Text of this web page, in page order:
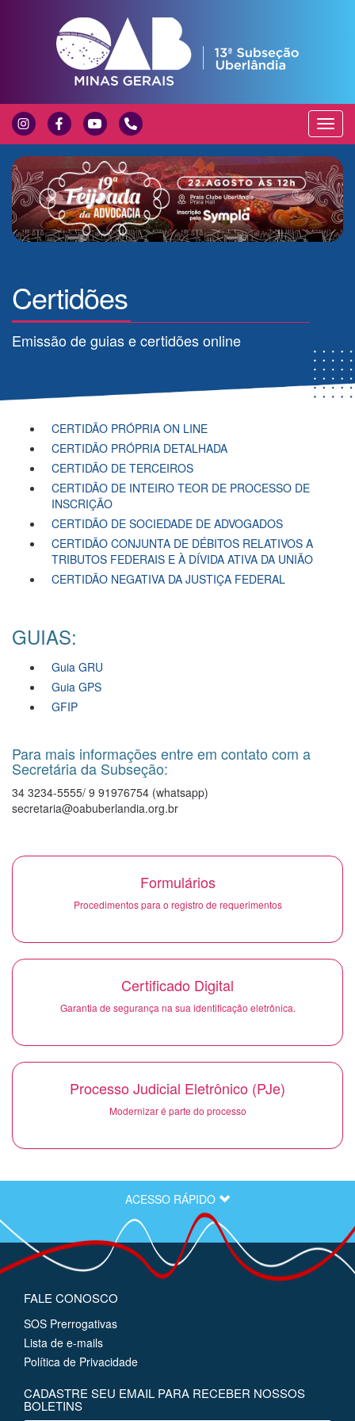
Exibir
Certidões
Emissão de guias e certidões online
CERTIDÃO PRÓPRIA ON LINE
CERTIDÃO PRÓPRIA DETALHADA
CERTIDÃO DE TERCEIROS
CERTIDÃO DE INTEIRO TEOR DE PROCESSO DE
INSCRIÇÃO
CERTIDÃO DE SOCIEDADE DE ADVOGADOS
CERTIDÃO CONJUNTA DE DÉBITOS RELATIVOS A
TRIBUTOS FEDERAIS E À DÍVIDA ATIVA DA UNIÃO
CERTIDÃO NEGATIVA DA JUSTIÇA FEDERAL
GUIAS:
Guia GRU
Guia GPS
GFIP
Para mais informações entre em contato com a
Secretária da Subseção:
34 3234-5555/ 9 91976754 (whatsapp)
secretaria@oabuberlandia.org.br
Formulários
Procedimentos para o registro de requerimentos
Certificado Digital
Garantia de segurança na sua identificação eletrônica.
Processo Judicial Eletrônico (PJe)
Modernizar é parte do processo
ACESSO RÁPIDO
FALE CONOSCO
SOS Prerrogativas
Lista de e-mails
Política de Privacidade
CADASTRE SEU EMAIL PARA RECEBER NOSSOS
BOLETINS